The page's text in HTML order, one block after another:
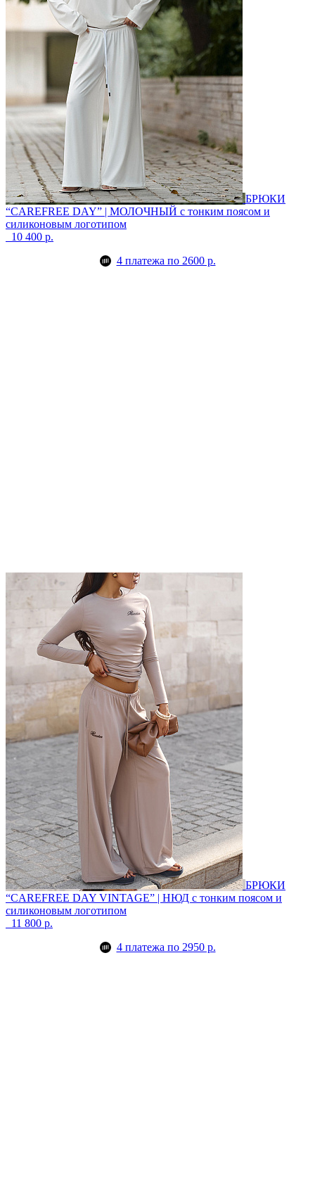
БРЮКИ
“CAREFREE DAY” | МОЛОЧНЫЙ с тонким поясом и
силиконовым логотипом
10 400 р.
4 платежа по 2600 р.
БРЮКИ
“CAREFREE DAY VINTAGE” | НЮД с тонким поясом и
силиконовым логотипом
11 800 р.
4 платежа по 2950 р.